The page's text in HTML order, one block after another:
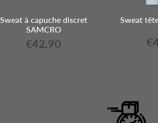
Sweat à capuche discret
SAMCRO
Prix
€42,90
Sweat